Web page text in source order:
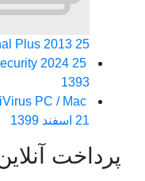
Plus 201325 شهریور 1393
Security 2024
1393
PC / Mac
21 اسفند 1399
پرداخت آنلاین